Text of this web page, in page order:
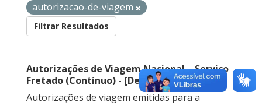
autorizacao-de-viagem
Filtrar Resultados
Autorizações de Viagem Nacional – Serviço
Fretado (Contínuo) - [Descontinuado]
Autorizações de viagem emitidas para a